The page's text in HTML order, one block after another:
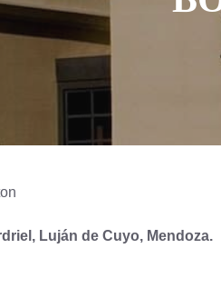
Luján de Cuyo, Mendoza.